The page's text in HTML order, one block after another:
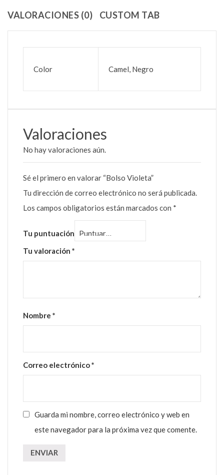
VALORACIONES (0) CUSTOM TAB
Color Camel, Negro
Valoraciones
No hay valoraciones aún.
Sé el primero en valorar “Bolso Violeta”
Tu dirección de correo electrónico no será publicada.
Los campos obligatorios están marcados con *
Tu puntuación
Tu valoración *
Nombre *
Correo electrónico*
Guarda mi nombre, correo electrónico y web en
este navegador para la próxima vez que comente.